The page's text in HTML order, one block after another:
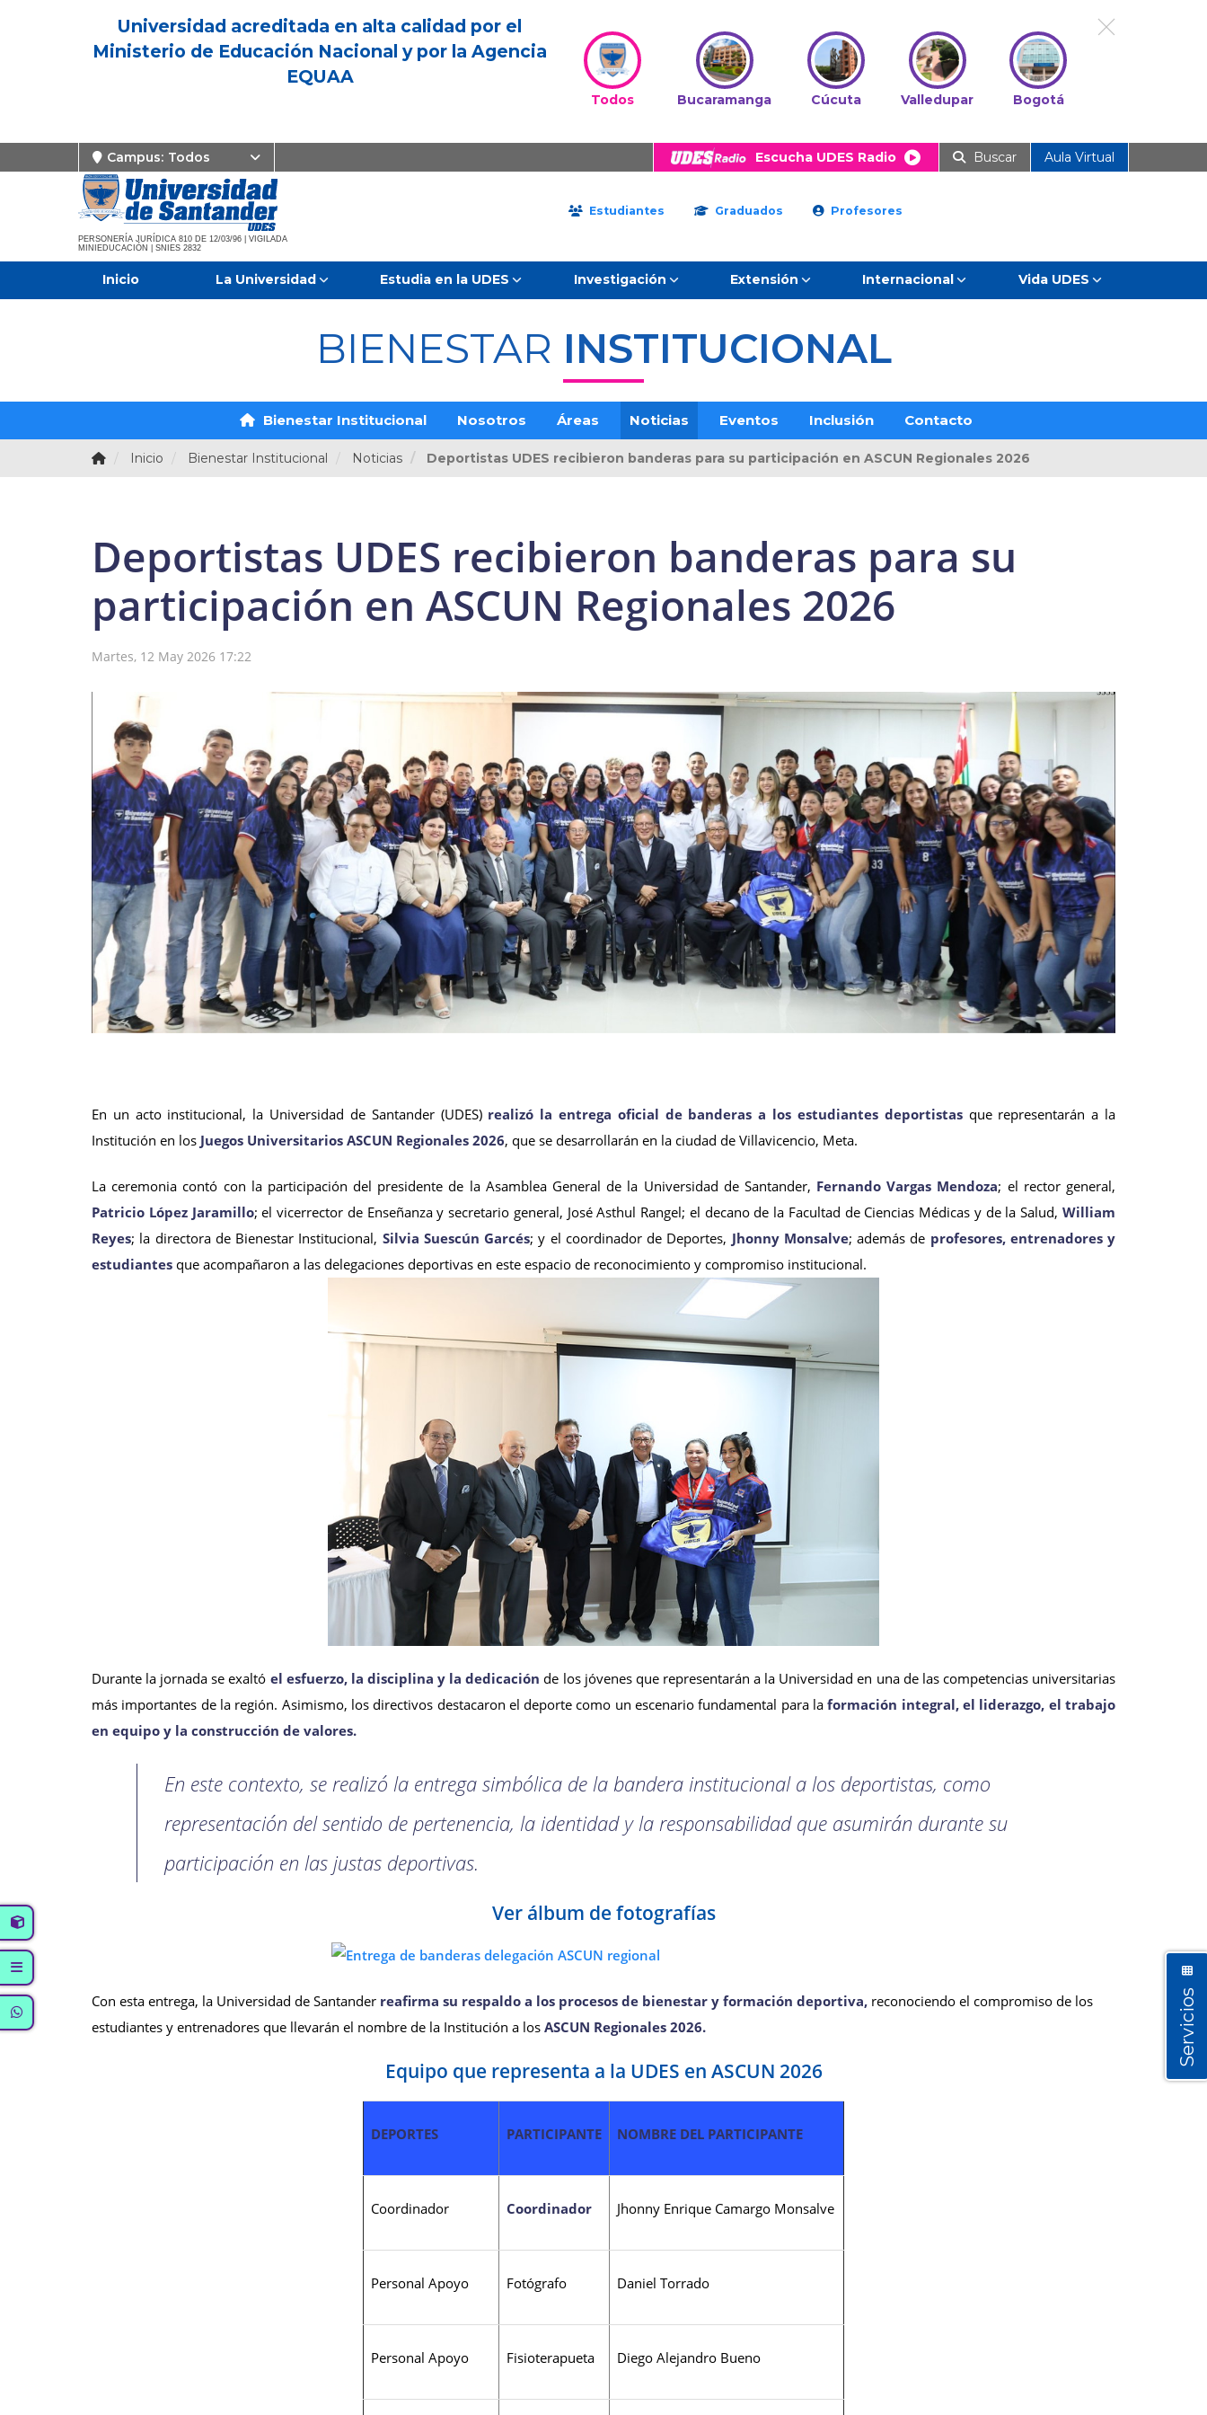
Universidad acreditada en alta calidad por el
Ministerio de Educación Nacional y por la Agencia
EQUAA
Todos Bucaramanga Cúcuta Valledupar Bogotá
Campus: Todos Escucha UDES Radio Buscar Aula Virtual
PERSONERÍA JURÍDICA 810 DE 12/03/96 | VIGILADA
MINIEDUCACIÓN | SNIES 2832
Estudiantes Graduados Profesores
Inicio La Universidad Estudia en la UDES Investigación Extensión Internacional Vida UDES
BIENESTAR INSTITUCIONAL
Bienestar Institucional Nosotros Áreas Noticias Eventos Inclusión Contacto
Inicio Bienestar Institucional Noticias Deportistas UDES recibieron banderas para su participación en ASCUN Regionales 2026
Deportistas UDES recibieron banderas para su
participación en ASCUN Regionales 2026
Martes, 12 May 2026 17:22
En un acto institucional, la Universidad de Santander (UDES) realizó la entrega oficial de banderas a los estudiantes deportistasque representarán a la
Institución en los Juegos Universitarios ASCUN Regionales 2026, que se desarrollarán en la ciudad de Villavicencio, Meta.
La ceremonia contó con la participación del presidente de la Asamblea General de la Universidad de Santander, Fernando Vargas Mendoza; el rector general,
Patricio López Jaramillo; el vicerrector de Enseñanza y secretario general, José Asthul Rangel; el decano de la Facultad de Ciencias Médicas y de la Salud,William
Reyes; la directora de Bienestar Institucional, Silvia Suescún Garcés; y el coordinador de Deportes, Jhonny Monsalve; además de profesores, entrenadores y
estudiantes que acompañaron a las delegaciones deportivas en este espacio de reconocimiento y compromiso institucional.
Durante la jornada se exaltó el esfuerzo, la disciplina y la dedicación de los jóvenes que representarán a la Universidad en una de las competencias universitarias
más importantes de la región. Asimismo, los directivos destacaron el deporte como un escenario fundamental para laformación integral, el liderazgo, el trabajo
en equipo y la construcción de valores.
En este contexto, se realizó la entrega simbólica de la bandera institucional a los deportistas, como
representación del sentido de pertenencia, la identidad y la responsabilidad que asumirán durante su
participación en las justas deportivas.
Ver álbum de fotografías
Con esta entrega, la Universidad de Santander reafirma su respaldo a los procesos de bienestar y formación deportiva, reconociendo el compromiso de los
estudiantes y entrenadores que llevarán el nombre de la Institución a los ASCUN Regionales 2026.
Equipo que representa a la UDES en ASCUN 2026
DEPORTES PARTICIPANTE NOMBRE DEL PARTICIPANTE
Coordinador Coordinador Jhonny Enrique Camargo Monsalve
Personal Apoyo Fotógrafo Daniel Torrado
Personal Apoyo Fisioterapueta Diego Alejandro Bueno
Servicios